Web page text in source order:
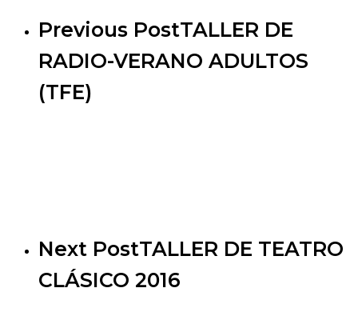
Previous PostTALLER DE
RADIO-VERANO ADULTOS
(TFE)
Next PostTALLER DE TEATRO
CLÁSICO 2016